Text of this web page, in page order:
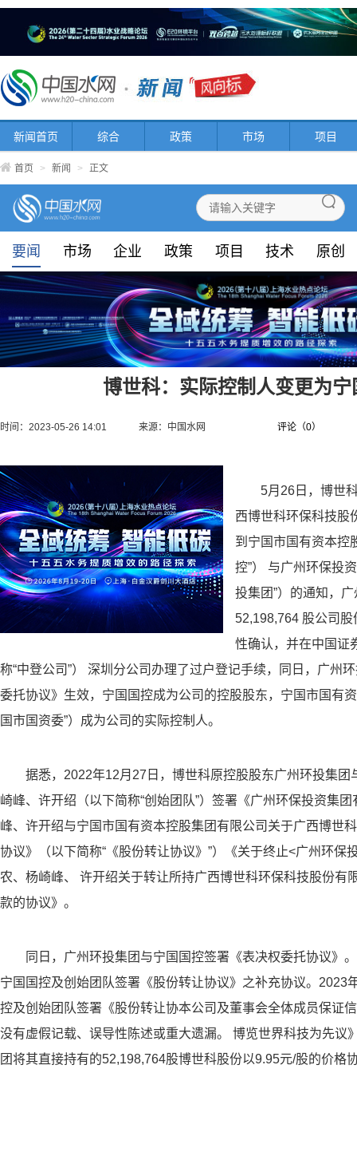
新闻首页 综合 政策 市场 项目
首页 > 新闻 > 正文
要闻 市场 企业 政策 项目 技术 原创
博世科：实际控制人变更为
时间：2023-05-26 14:01 来源： 中国水网 评论（0）
5月26日，博世
西博世科环保科技股
到宁国市国有资本控
控”） 与广州环保投
投集团”）的通知，
52,198,764 股公司
性确认，并在中国证
称“中登公司”） 深圳分公司办理了过户登记手续，同日，广州
委托协议》生效，宁国国控成为公司的控股股东，宁国市国有
国市国资委”）成为公司的实际控制人。
据悉，2022年12月27日，博世科原控股股东广州环投集
崎峰、许开绍（以下简称“创始团队”）签署《广州环保投资集
峰、许开绍与宁国市国有资本控股集团有限公司关于广西博世
协议》（以下简称“《股份转让协议》”）《关于终止<广州环保
农、杨崎峰、 许开绍关于转让所持广西博世科环保科技股份有
款的协议》。
同日，广州环投集团与宁国国控签署《表决权委托协议》
宁国国控及创始团队签署《股份转让协议》之补充协议。2023
控及创始团队签署《股份转让协本公司及董事会全体成员保证
没有虚假记载、误导性陈述或重大遗漏。 博览世界科技为先议
团将其直接持有的52,198,764股博世科股份以9.95元/股的价格